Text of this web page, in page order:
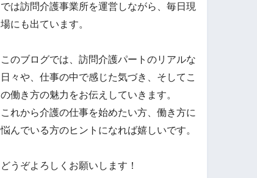
では訪問介護事業所を運営しながら、毎日現
場にも出ています。
このブログでは、訪問介護パートのリアルな
日々や、仕事の中で感じた気づき、そしてこ
の働き方の魅力をお伝えしていきます。
これから介護の仕事を始めたい方、働き方に
悩んでいる方のヒントになれば嬉しいです。
どうぞよろしくお願いします！